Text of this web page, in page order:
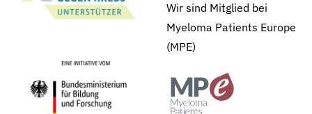
Wir sind Mitglied bei
Myeloma Patients Europe
(MPE)